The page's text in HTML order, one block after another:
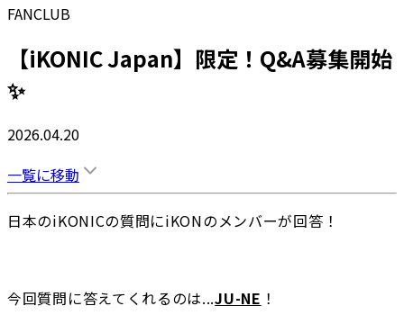
FANCLUB
【iKONIC Japan】限定！Q&A募集開始
✨
2026.04.20
一覧に移動
日本のiKONICの質問にiKONのメンバーが回答！
今回質問に答えてくれるのは...JU-NE ！